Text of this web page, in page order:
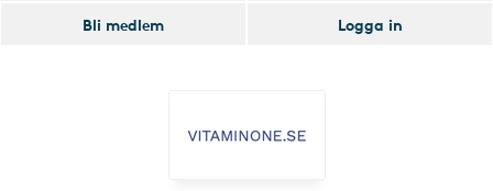
Bli medlem
Logga in